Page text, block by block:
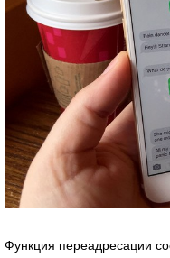
Функция переадресации